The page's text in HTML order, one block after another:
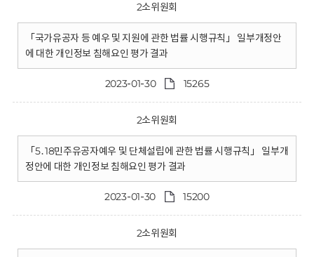
2소위원회
「국가유공자 등 예우 및 지원에 관한 법률 시행규칙」 일부개정안
에 대한 개인정보 침해요인 평가 결과
2023-01-30 15265
2소위원회
「5․18민주유공자예우 및 단체설립에 관한 법률 시행규칙」 일부개
정안에 대한 개인정보 침해요인 평가 결과
2023-01-30 15200
2소위원회